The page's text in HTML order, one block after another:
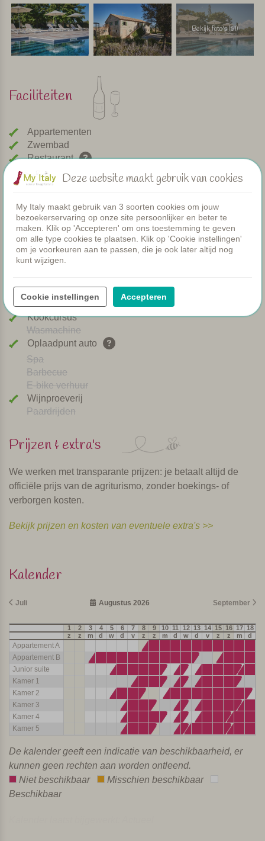
Bekijk foto's (61)
Faciliteiten
Appartementen
Zwembad
Restaurant
Kamers
Peuterbadje
WIFI
Verwarmd zwembad
Ontbijt
Airco
Speeltuintje
Honden welkom
Kookcursus
Wasmachine
Oplaadpunt auto
Spa
Barbecue
E-bike verhuur
Wijnproeverij
Paardrijden
Prijzen & extra's
We werken met transparante prijzen: je betaalt altijd de
officiële prijs van de agriturismo, zonder boekings- of
verborgen kosten.
Bekijk prijzen en kosten van eventuele extra's >>
Kalender
Juli Augustus 2026 September
1 2 3 4 5 6 7 8 9 10 11 12 13 14 15 16 17 18
z
z m d w d v z z m d w d v z z m d
Appartement A
Appartement B
Junior suite
Kamer 1
Kamer 2
Kamer 3
Kamer 4
Kamer 5
De kalender geeft een indicatie van beschikbaarheid, er
kunnen geen rechten aan worden ontleend.
Niet beschikbaar
Misschien beschikbaar
Beschikbaar
Deze website maakt gebruik van cookies
My Italy maakt gebruik van 3 soorten cookies om jouw
bezoekerservaring op onze site persoonlijker en beter te
maken. Klik op 'Accepteren' om ons toestemming te geven
om alle type cookies te plaatsen. Klik op 'Cookie instellingen'
om je voorkeuren aan te passen, die je ook later altijd nog
kunt wijzigen.
Cookie instellingen Accepteren